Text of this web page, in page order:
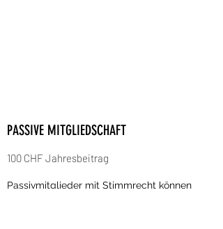
PASSIVE MITGLIEDSCHAFT
100 CHF Jahresbeitrag
Passivmitglieder mit Stimmrecht können